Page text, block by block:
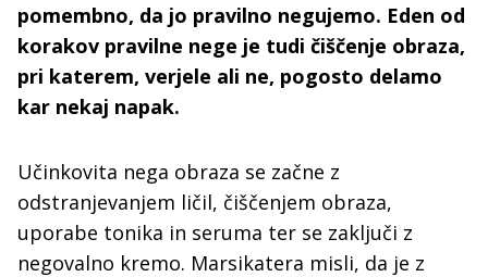
pomembno, da jo pravilno negujemo. Eden od
korakov pravilne nege je tudi čiščenje obraza,
pri katerem, verjele ali ne, pogosto delamo
kar nekaj napak.
Učinkovita nega obraza se začne z
odstranjevanjem ličil, čiščenjem obraza,
uporabe tonika in seruma ter se zaključi z
negovalno kremo. Marsikatera misli, da je z